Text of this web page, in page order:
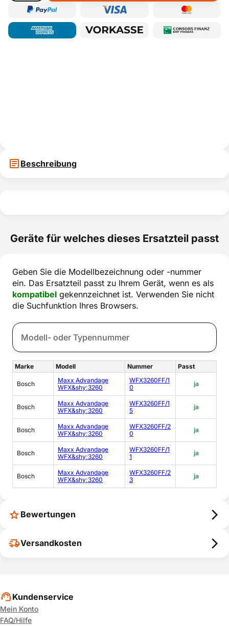
Beschreibung
Geräte für welches dieses Ersatzteil passt
Geben Sie die Modellbezeichnung oder -nummer
ein. Das Ersatzteil passt zu Ihrem Gerät, wenn es als
kompatibel gekennzeichnet ist. Verwenden Sie nicht
die Suchfunktion Ihres Browsers.
Marke Modell Nummer Passt
Bosch
Maxx Advandage
WFX&shy;3260
WFX3260FF/1
0
ja
Bosch
Maxx Advandage
WFX&shy;3260
WFX3260FF/1
5
ja
Bosch
Maxx Advandage
WFX&shy;3260
WFX3260FF/2
0
ja
Bosch
Maxx Advandage
WFX&shy;3260
WFX3260FF/1
1
ja
Bosch
Maxx Advandage
WFX&shy;3260
WFX3260FF/2
3
ja
Bewertungen
Versandkosten
Kundenservice
Mein Konto
FAQ/Hilfe